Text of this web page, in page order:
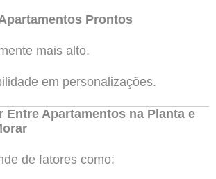
Prontos
mais alto.
em personalizações.
Entre Apartamentos na Planta e
de fatores como: